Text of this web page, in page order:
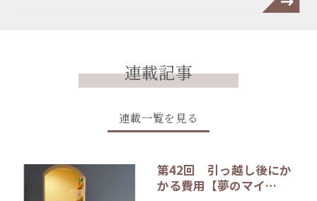
連載記事
連載一覧を見る
第42回 引っ越し後にか
かる費用【夢のマイ…